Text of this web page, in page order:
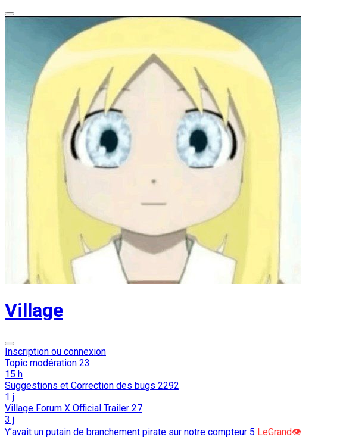
Village
Inscription ou connexion
Topic modération 23
15 h
Suggestions et Correction des bugs 2292
1 j
Village Forum X Official Trailer 27
3 j
Y’avait un putain de branchement pirate sur notre compteur 5 LeGrand👁️